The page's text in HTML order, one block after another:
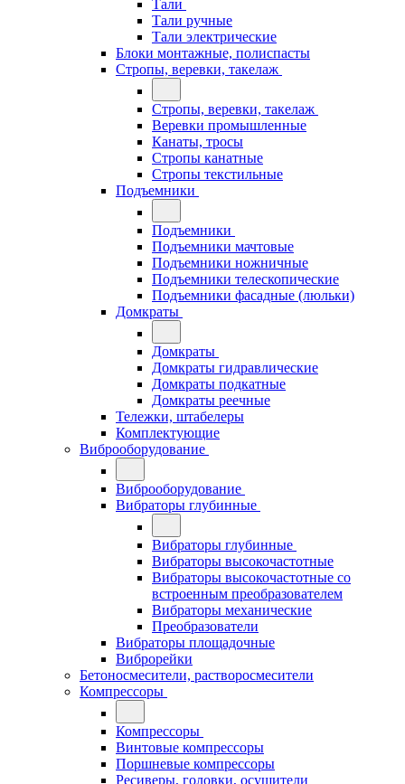
Тали
Тали ручные
Тали электрические
Блоки монтажные, полиспасты
Стропы, веревки, такелаж
Стропы, веревки, такелаж
Веревки промышленные
Канаты, тросы
Стропы канатные
Стропы текстильные
Подъемники
Подъемники
Подъемники мачтовые
Подъемники ножничные
Подъемники телескопические
Подъемники фасадные (люльки)
Домкраты
Домкраты
Домкраты гидравлические
Домкраты подкатные
Домкраты реечные
Тележки, штабелеры
Комплектующие
Виброоборудование
Виброоборудование
Вибраторы глубинные
Вибраторы глубинные
Вибраторы высокочастотные
Вибраторы высокочастотные со
встроенным преобразователем
Вибраторы механические
Преобразователи
Вибраторы площадочные
Виброрейки
Бетоносмесители, растворосмесители
Компрессоры
Компрессоры
Винтовые компрессоры
Поршневые компрессоры
Ресиверы, головки, осушители